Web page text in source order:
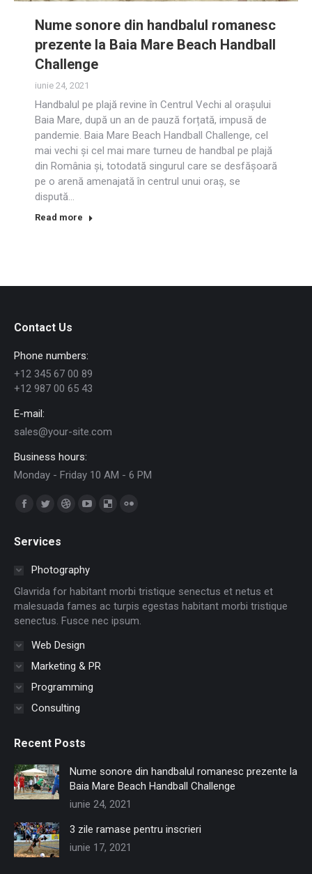
Nume sonore din handbalul romanesc
prezente la Baia Mare Beach Handball
Challenge
iunie 24, 2021
Handbalul pe plajă revine în Centrul Vechi al orașului
Baia Mare, după un an de pauză forțată, impusă de
pandemie. Baia Mare Beach Handball Challenge, cel
mai vechi și cel mai mare turneu de handbal pe plajă
din România și, totodată singurul care se desfășoară
pe o arenă amenajată în centrul unui oraș, se
dispută…
Read more
Contact Us
Phone numbers:
+12 345 67 00 89
+12 987 00 65 43
E-mail:
sales@your-site.com
Business hours:
Monday - Friday 10 AM - 6 PM
Find us on:
Facebook
opens
window
Twitter
opens
in
window
Dribbble
in
window
YouTube
in
window
Delicious
windowwindow
Services
Photography
Glavrida for habitant morbi tristique senectus et netus et
malesuada fames ac turpis egestas habitant morbi tristique
senectus. Fusce nec ipsum.
Web Design
Marketing & PR
Programming
Consulting
Recent Posts
Nume sonore din handbalul romanesc prezente la
Baia Mare Beach Handball Challenge
iunie 24, 2021
3 zile ramase pentru inscrieri
iunie 17, 2021